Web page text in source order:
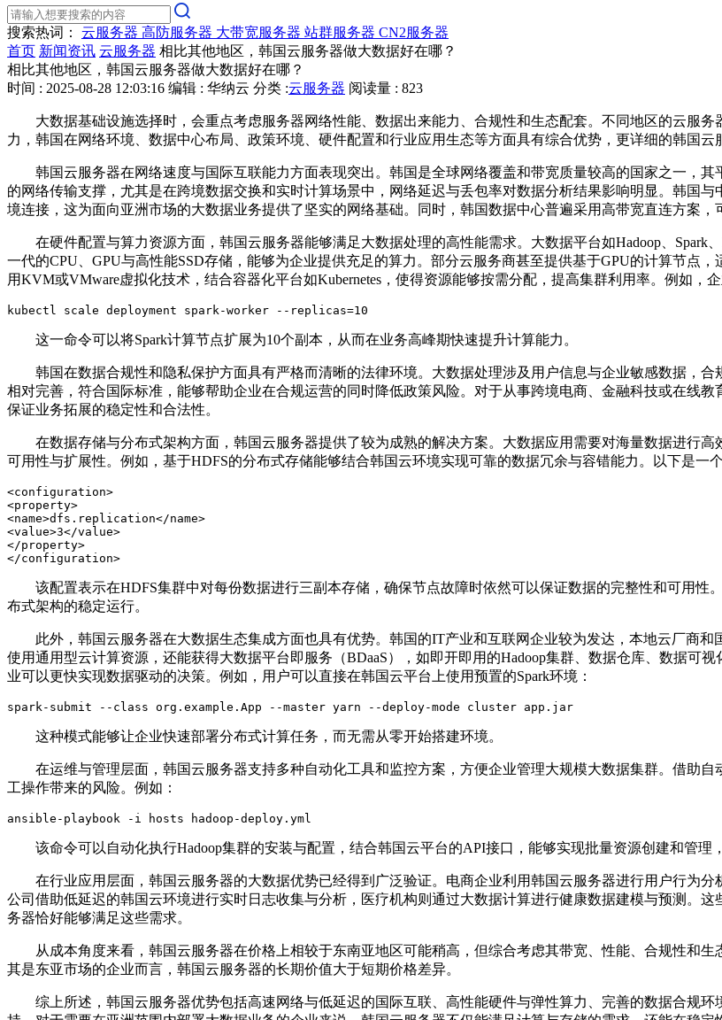
搜索热词： 云服务器 高防服务器 大带宽服务器 站群服务器 CN2服务器
首页 新闻资讯 云服务器 相比其他地区，韩国云服务器做大数据好在哪？
相比其他地区，韩国云服务器做大数据好在哪？
时间 : 2025-08-28 12:03:16 编辑 : 华纳云 分类 :云服务器 阅读量 : 823
大数据基础设施选择时，会重点考虑服务器网络性能、数据出来能力、合规性和生态配套。不同地区的云服
力，韩国在网络环境、数据中心布局、政策环境、硬件配置和行业应用生态等方面具有综合优势，更详细的韩国云
韩国云服务器在网络速度与国际互联能力方面表现突出。韩国是全球网络覆盖和带宽质量较高的国家之一，
的网络传输支撑，尤其是在跨境数据交换和实时计算场景中，网络延迟与丢包率对数据分析结果影响明显。韩国
境连接，这为面向亚洲市场的大数据业务提供了坚实的网络基础。同时，韩国数据中心普遍采用高带宽直连方案，
在硬件配置与算力资源方面，韩国云服务器能够满足大数据处理的高性能需求。大数据平台如Hadoop Spark
一代的CPU GPU与高性能SSD存储，能够为企业提供充足的算力。部分云服务商甚至提供基于GPU的计算节点，
用KVM或VMware虚拟化技术，结合容器化平台如Kubernetes ，使得资源能够按需分配，提高集群利用率。例如，
kubectl scale deployment spark-worker --replicas=10
这一命令可以将Spark计算节点扩展为10个副本，从而在业务高峰期快速提升计算能力。
韩国在数据合规性和隐私保护方面具有严格而清晰的法律环境。大数据处理涉及用户信息与企业敏感数据，
相对完善，符合国际标准，能够帮助企业在合规运营的同时降低政策风险。对于从事跨境电商、金融科技或在线
保证业务拓展的稳定性和合法性。
在数据存储与分布式架构方面，韩国云服务器提供了较为成熟的解决方案。大数据应用需要对海量数据进行
可用性与扩展性。例如，基于HDFS的分布式存储能够结合韩国云环境实现可靠的数据冗余与容错能力。以下是一
<configuration>
<property>
<name>dfs.replication</name>
<value>3</value>
</property>
</configuration>
该配置表示在HDFS集群中对每份数据进行三副本存储，确保节点故障时依然可以保证数据的完整性和可用
布式架构的稳定运行。
此外，韩国云服务器在大数据生态集成方面也具有优势。韩国的IT产业和互联网企业较为发达，本地云厂商
使用通用型云计算资源，还能获得大数据平台即服务（BDaaS），如即开即用的Hadoop集群、数据仓库、数据可视
业可以更快实现数据驱动的决策。例如，用户可以直接在韩国云平台上使用预置的Spark环境：
spark-submit --class org.example.App --master yarn --deploy-mode cluster app.jar
这种模式能够让企业快速部署分布式计算任务，而无需从零开始搭建环境。
在运维与管理层面，韩国云服务器支持多种自动化工具和监控方案，方便企业管理大规模大数据集群。借助
工操作带来的风险。例如：
ansible-playbook -i hosts hadoop-deploy.yml
该命令可以自动化执行Hadoop集群的安装与配置，结合韩国云平台的API接口，能够实现批量资源创建和管理
在行业应用层面，韩国云服务器的大数据优势已经得到广泛验证。电商企业利用韩国云服务器进行用户行为
公司借助低延迟的韩国云环境进行实时日志收集与分析，医疗机构则通过大数据计算进行健康数据建模与预测。
务器恰好能够满足这些需求。
从成本角度来看，韩国云服务器在价格上相较于东南亚地区可能稍高，但综合考虑其带宽、性能、合规性和
其是东亚市场的企业而言，韩国云服务器的长期价值大于短期价格差异。
综上所述，韩国云服务器优势包括高速网络与低延迟的国际互联、高性能硬件与弹性算力、完善的数据合规